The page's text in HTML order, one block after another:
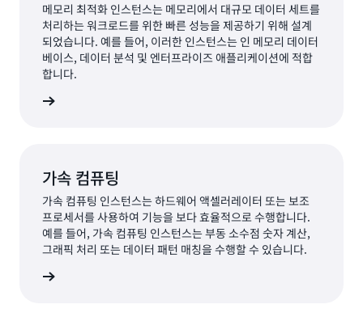
메모리 최적화 인스턴스는 메모리에서 대규모 데이터 세트를
처리하는 워크로드를 위한 빠른 성능을 제공하기 위해 설계
되었습니다. 예를 들어, 이러한 인스턴스는 인 메모리 데이터
베이스, 데이터 분석 및 엔터프라이즈 애플리케이션에 적합
합니다.
가속 컴퓨팅
가속 컴퓨팅 인스턴스는 하드웨어 액셀러레이터 또는 보조
프로세서를 사용하여 기능을 보다 효율적으로 수행합니다.
예를 들어, 가속 컴퓨팅 인스턴스는 부동 소수점 숫자 계산,
그래픽 처리 또는 데이터 패턴 매칭을 수행할 수 있습니다.